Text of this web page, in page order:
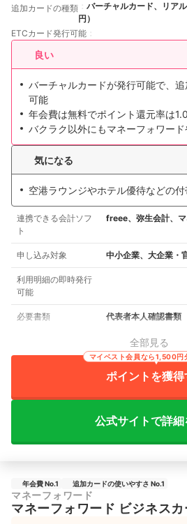
追加カードの種類
バーチャルカード、リア
円）
ETCカード発行可能
良い
バーチャルカードが発行可能で、
可能
年会費は無料でポイント還元率は
バクラク以外にもマネーフォワー
気になる
空港ラウンジやホテル優待などの
連携できる会計ソフ
ト
freee、弥生会計、
申し込み対象 中小企業、大企業・
利用明細の即時発行
可能
必要書類 代表者本人確認書類
全部見る
ポイントを獲得
マイベスト会員なら1,500円
公式サイトで詳細
年会費 No.1 追加カードの使いやすさ No.1
マネーフォワード
マネーフォワード ビジネスカ